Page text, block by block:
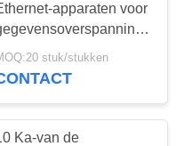
apparaten voor
bliksembeveiliging
POE power rj45
stuk/stukken
Ka-van de